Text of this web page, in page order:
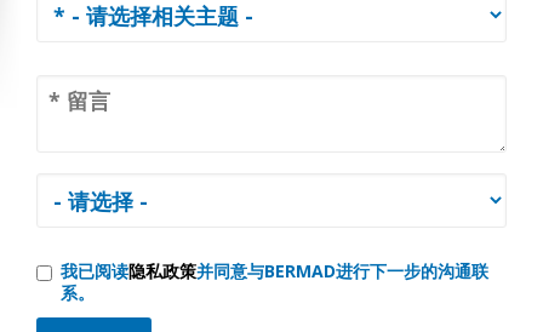
我已阅读隐私政策并同意与BERMAD进行下一步的沟通联
系。